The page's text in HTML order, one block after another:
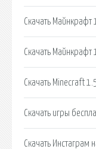
Скачать Майнкрафт
Скачать Майнкрафт
Скачать Minecraft
Скачать игры
Скачать Инстаграм